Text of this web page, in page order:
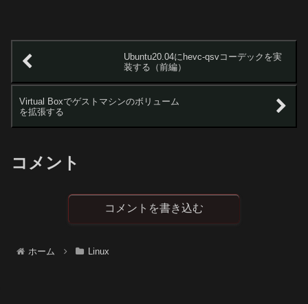
Ubuntu20.04にhevc-qsvコーデックを実
装する（前編）
Virtual Boxでゲストマシンのボリューム
を拡張する
コメント
コメントを書き込む
ホーム Linux